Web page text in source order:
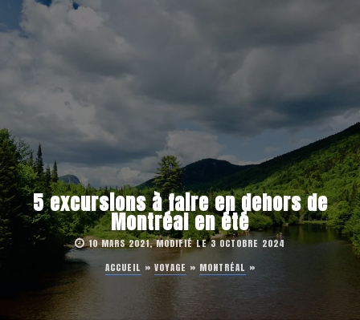
5 excursions à faire en dehors de
Montréal en été
10 MARS 2021, MODIFIÉ LE 3 OCTOBRE 2024
ACCUEIL » VOYAGE » MONTRÉAL »